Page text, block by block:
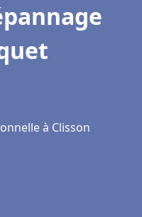
à Clisson